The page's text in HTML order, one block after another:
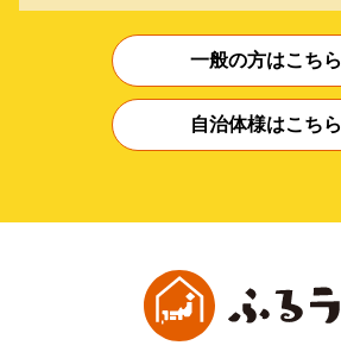
一般の方はこちら
自治体様はこちら